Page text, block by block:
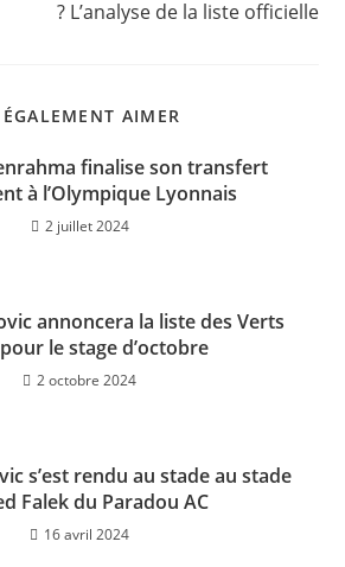
? L’analyse de la liste officielle
AIMER
finalise son transfert
à l’Olympique Lyonnais
2 juillet 2024
annoncera la liste des Verts
le stage d’octobre
2 octobre 2024
s’est rendu au stade au stade
Falek du Paradou AC
16 avril 2024